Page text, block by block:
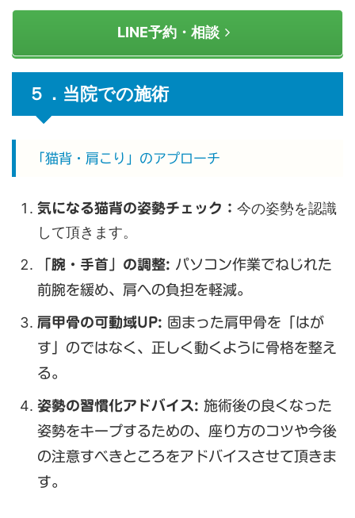
LINE予約・相談
５．当院での施術
「猫背・肩こり」のアプローチ
気になる猫背の姿勢チェック： 今の姿勢を認識
して頂きます。
「腕・手首」の調整: パソコン作業でねじれた
前腕を緩め、肩への負担を軽減。
肩甲骨の可動域UP: 固まった肩甲骨を「はが
す」のではなく、正しく動くように骨格を整え
る。
姿勢の習慣化アドバイス: 施術後の良くなった
姿勢をキープするための、座り方のコツや今後
の注意すべきところをアドバイスさせて頂きま
す。